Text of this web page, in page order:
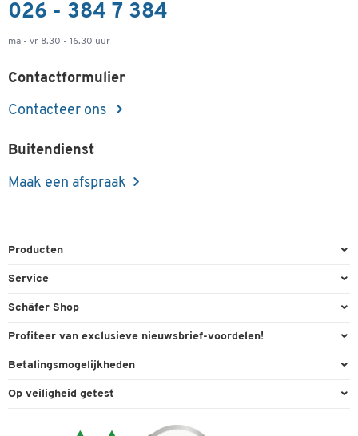
026 - 384 7 384
ma - vr 8.30 - 16.30 uur
Contactformulier
Contacteer ons
Buitendienst
Maak een afspraak
Producten
Kantoorbenodigdheden
Milieutechniek
Reiniging & hygiëne
Service
Bestelling herroepen
Inkt & Toner
Schäfer Shop
Algemene voorwaarden
Online catalogi
Profiteer van exclusieve nieuwsbrief-voordelen!
Welkomstgeschenk
Expertise
Betalingsmogelijkheden
Paypal
Op veiligheid getest